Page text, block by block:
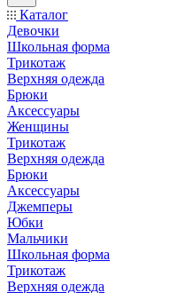
Каталог
Девочки
Школьная форма
Трикотаж
Верхняя одежда
Брюки
Аксессуары
Женщины
Трикотаж
Верхняя одежда
Брюки
Аксессуары
Джемперы
Юбки
Мальчики
Школьная форма
Трикотаж
Верхняя одежда